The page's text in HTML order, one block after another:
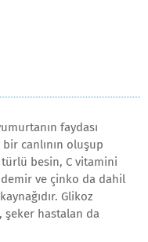
faydası
canlının oluşup
besin, C vitamini
ve çinko da dahil
Glikoz
şeker hastalan da